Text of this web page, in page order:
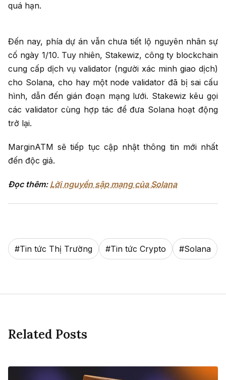
quá hạn.
Đến nay, phía dự án vẫn chưa tiết lộ nguyên nhân sự
cố ngày 1/10. Tuy nhiên, Stakewiz, công ty blockchain
cung cấp dịch vụ validator (người xác minh giao dịch)
cho Solana, cho hay một node validator đã bị sai cấu
hình, dẫn đến gián đoạn mạng lưới. Stakewiz kêu gọi
các validator cùng hợp tác để đưa Solana hoạt động
trở lại.
MarginATM sẽ tiếp tục cập nhật thông tin mới nhất
đến độc giả.
Đọc thêm: Lời nguyền sập mạng của Solana
#Tin tức Thị Trường #Tin tức Crypto #Solana
Related Posts